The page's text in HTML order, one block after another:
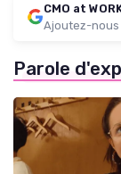
CMO at
Ajoutez-nous
Parole